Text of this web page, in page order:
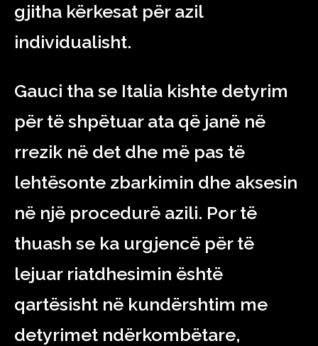
gjitha kërkesat për azil
individualisht.
Gauci tha se Italia kishte detyrim
për të shpëtuar ata që janë në
rrezik në det dhe më pas të
lehtësonte zbarkimin dhe aksesin
në një procedurë azili. Por të
thuash se ka urgjencë për të
lejuar riatdhesimin është
qartësisht në kundërshtim me
detyrimet ndërkombëtare,